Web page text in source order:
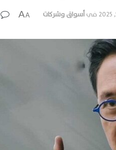
فيأسواق وشركات A
A